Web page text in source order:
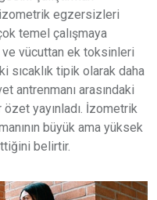
egzersizleri
temel çalışmaya
ve vücuttan ek toksinleri
sıcaklık tipik olarak daha
antrenmanı arasındaki
yayınladı. İzometrik
büyük ama yüksek
belirtir.